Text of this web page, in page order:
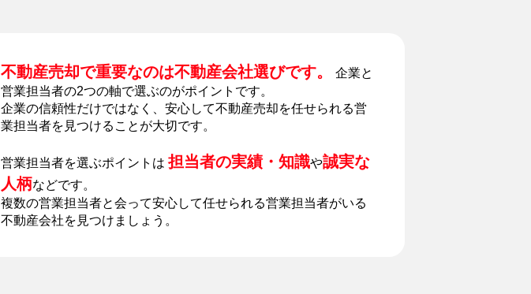
不動産売却で重要なのは不動産会社選びです。
企業と
営業担当者の2つの軸で選ぶのがポイントです。
企業の信頼性だけではなく、安心して不動産売却を任せられる営
業担当者を見つけることが大切です。
営業担当者を選ぶポイントは 担当者の実績・知識や誠実な
人柄などです。
複数の営業担当者と会って安心して任せられる営業担当者がいる
不動産会社を見つけましょう。